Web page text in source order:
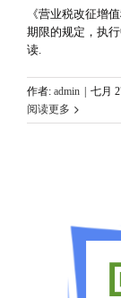
《营业税改征增
期限的规定，执
读.
作者: admin 七月
阅读更多